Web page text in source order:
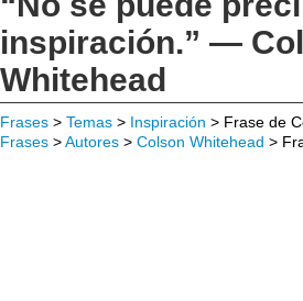
inspiración.” —
Whitehead
Frases > Temas > Inspiración > Frase de
Frases >Autores > Colson Whitehead >